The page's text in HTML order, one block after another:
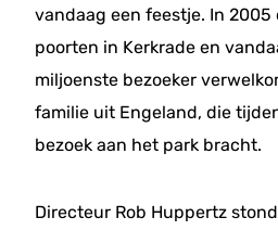
vandaag een feestje. In
poorten in Kerkrade en
miljoenste bezoeker
familie uit Engeland, die
bezoek aan het park bracht.
Directeur Rob Huppertz